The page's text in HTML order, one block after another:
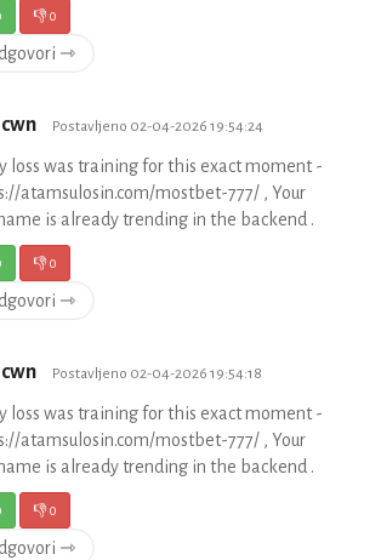
👎0
⇾
Postavljeno 02-04-2026 19:54:24
loss was training for this exact moment -
atamsulosin.com/mostbet-777/ , Your
is already trending in the backend .
👎0
⇾
Postavljeno 02-04-2026 19:54:18
loss was training for this exact moment -
atamsulosin.com/mostbet-777/ , Your
is already trending in the backend .
👎0
⇾